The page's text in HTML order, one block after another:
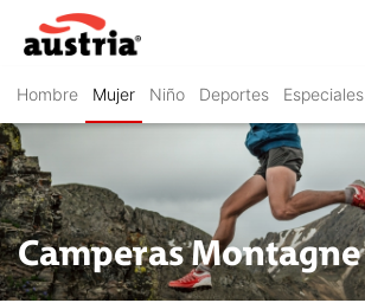
Hombre Mujer Niño Deportes Especiales
Camperas Montagne